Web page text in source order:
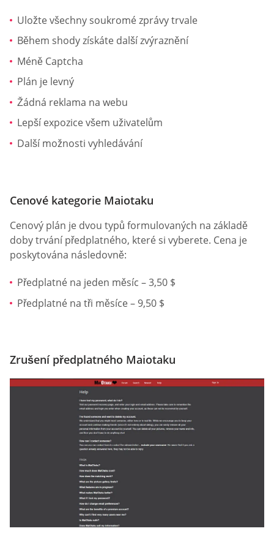
Uložte všechny soukromé zprávy trvale
Během shody získáte další zvýraznění
Méně Captcha
Plán je levný
Žádná reklama na webu
Lepší expozice všem uživatelům
Další možnosti vyhledávání
Cenové kategorie Maiotaku
Cenový plán je dvou typů formulovaných na základě
doby trvání předplatného, které si vyberete. Cena je
poskytována následovně:
Předplatné na jeden měsíc – 3,50 $
Předplatné na tři měsíce – 9,50 $
Zrušení předplatného Maiotaku